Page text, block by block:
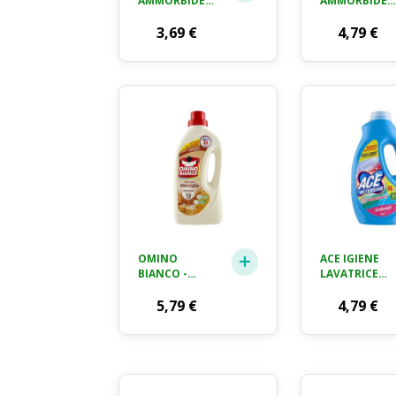
CONCENTRATI,
MUSCHIO
3,69 €
SPORT 48
ML
4,79 €
OMINO
BIANCO -
LAVATRICE
LAVAGGI,
TESSUTI,
5,79 €
ACE IGIENE
LAVATRICE
MISURINI
4,79 €